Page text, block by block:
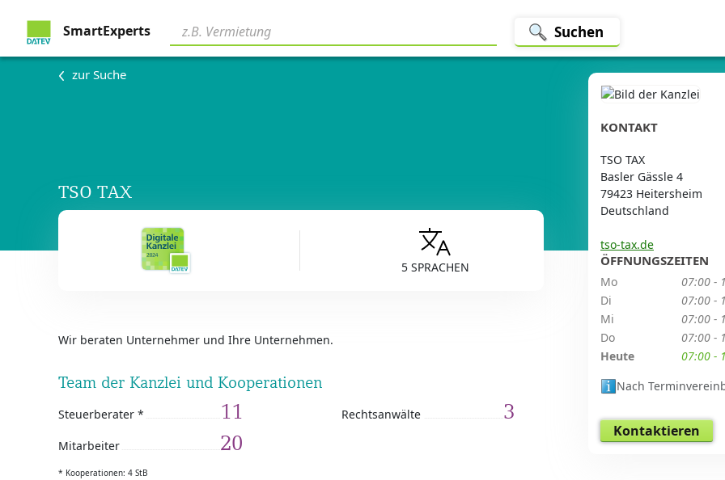
SmartExperts Suchen
zur Suche
TSO TAX
5 SPRACHEN
Wir beraten Unternehmer und Ihre Unternehmen.
Team der Kanzlei und Kooperationen
Steuerberater * 11 Rechtsanwälte 3
Mitarbeiter 20
* Kooperationen: 4 StB
KONTAKT
TSO TAX
Basler Gässle 4
79423 Heitersheim
Deutschland
tso-tax.de
ÖFFNUNGSZEITEN
Mo
07:00 -
Di
07:00 -
Mi
07:00 -
Do
07:00 -
Heute
07:00 -
Nach
Kontaktieren